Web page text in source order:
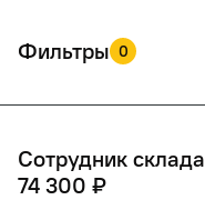
Фильтры 0
Сотрудник склада
74 300 ₽